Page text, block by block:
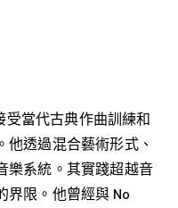
受當代古典作曲訓練和
他透過混合藝術形式、
樂系統。其實踐超越音
界限。他曾經與 No